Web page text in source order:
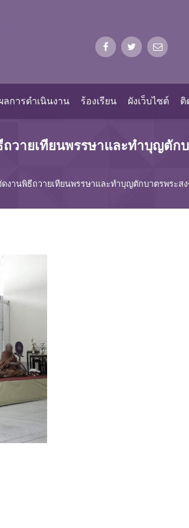
ลการดำเนินงาน ร้องเรียน ผังเว็บไซต์ ติ
วายเทียนพรรษาและทำบุญตัก
งานพิธีถวายเทียนพรรษาและทำบุญตักบาตรพระสง